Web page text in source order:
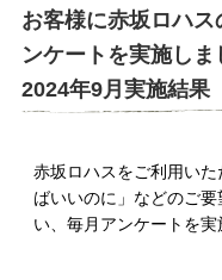
お客様に赤坂ロハ
ンケートを実施しま
2024年9月実施結果
赤坂ロハスをご利用い
ばいいのに」などのご
い、毎月アンケートを実